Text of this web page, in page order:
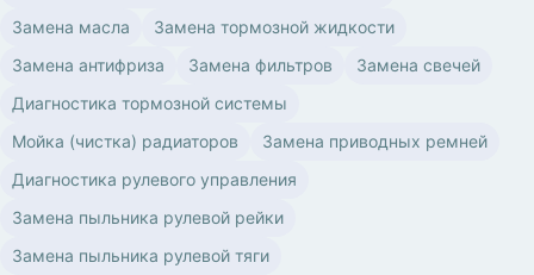
Замена масла
Замена тормозной жидкости
Замена антифриза
Замена фильтров
Замена свечей
Диагностика тормозной системы
Мойка (чистка) радиаторов
Замена приводных ремней
Диагностика рулевого управления
Замена пыльника рулевой рейки
Замена пыльника рулевой тяги